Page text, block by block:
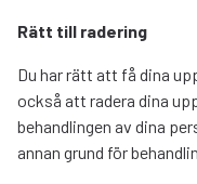
Rätt till radering
Du har rätt att få dina
också att radera dina
behandlingen av dina
annan grund för